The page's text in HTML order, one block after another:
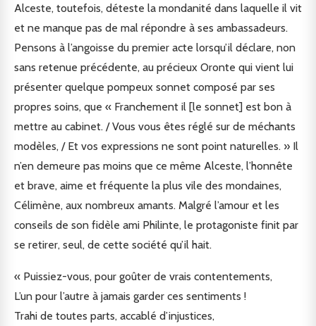
Alceste, toutefois, déteste la mondanité dans laquelle il vit
et ne manque pas de mal répondre à ses ambassadeurs.
Pensons à l’angoisse du premier acte lorsqu’il déclare, non
sans retenue précédente, au précieux Oronte qui vient lui
présenter quelque pompeux sonnet composé par ses
propres soins, que « Franchement il [le sonnet] est bon à
mettre au cabinet. / Vous vous êtes réglé sur de méchants
modèles, / Et vos expressions ne sont point naturelles. » Il
n’en demeure pas moins que ce même Alceste, l’honnête
et brave, aime et fréquente la plus vile des mondaines,
Célimène, aux nombreux amants. Malgré l’amour et les
conseils de son fidèle ami Philinte, le protagoniste finit par
se retirer, seul, de cette société qu’il hait.
« Puissiez-vous, pour goûter de vrais contentements,
L’un pour l’autre à jamais garder ces sentiments !
Trahi de toutes parts, accablé d’injustices,